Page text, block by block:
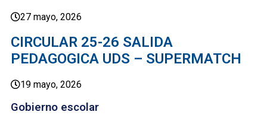
27 mayo, 2026
CIRCULAR 25-26 SALIDA
PEDAGOGICA UDS – SUPERMATCH
19 mayo, 2026
Gobierno escolar